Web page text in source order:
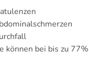
können bei bis zu